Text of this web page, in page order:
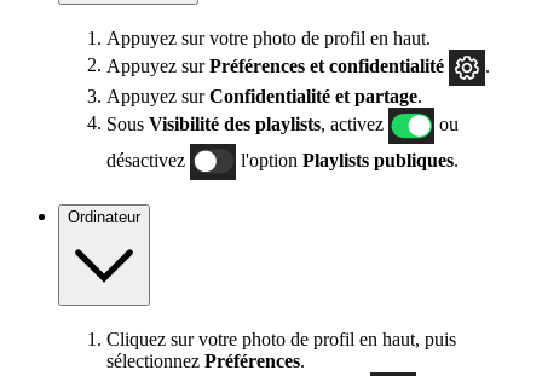
Appuyez sur votre photo de profil en haut.
Appuyez surPréférences et confidentialité
Appuyez surConfidentialité et partage.
Sous Visibilité des playlists , activez
ou
désactivez
l'option Playlists publiques.
Ordinateur
Cliquez sur votre photo de profil en haut, puis
sélectionnez Préférences.